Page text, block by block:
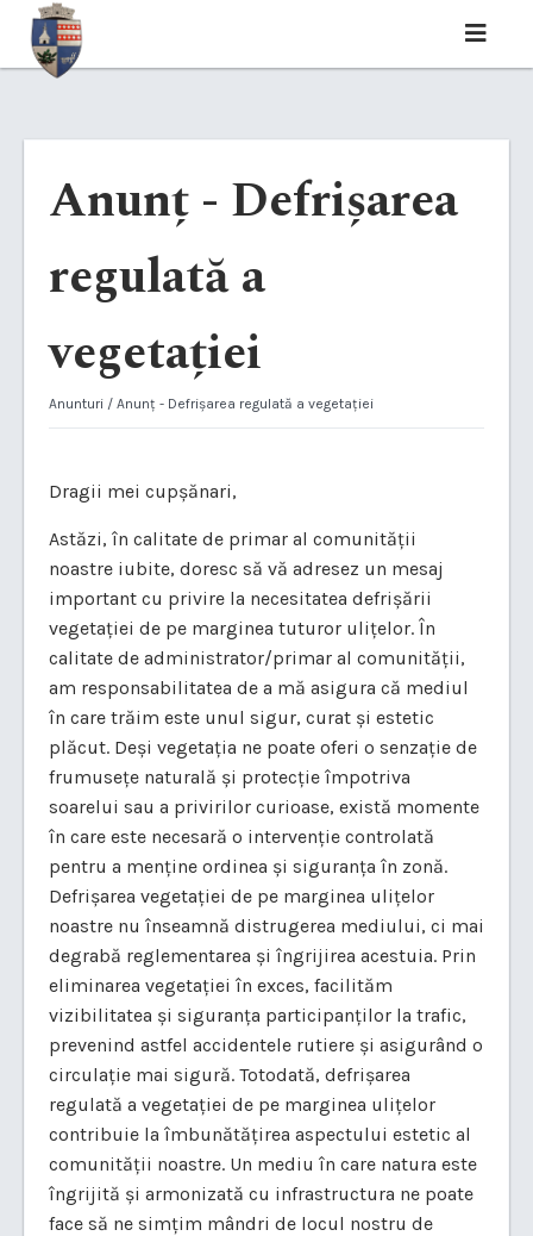
Anunț - Defrișarea
regulată a
vegetației
Anunturi / Anunț - Defrișarea regulată a vegetației
Dragii mei cupșănari,
Astăzi, în calitate de primar al comunității
noastre iubite, doresc să vă adresez un mesaj
important cu privire la necesitatea defrișării
vegetației de pe marginea tuturor ulițelor. În
calitate de administrator/primar al comunității,
am responsabilitatea de a mă asigura că mediul
în care trăim este unul sigur, curat și estetic
plăcut. Deși vegetația ne poate oferi o senzație de
frumusețe naturală și protecție împotriva
soarelui sau a privirilor curioase, există momente
în care este necesară o intervenție controlată
pentru a menține ordinea și siguranța în zonă.
Defrișarea vegetației de pe marginea ulițelor
noastre nu înseamnă distrugerea mediului, ci mai
degrabă reglementarea și îngrijirea acestuia. Prin
eliminarea vegetației în exces, facilităm
vizibilitatea și siguranța participanților la trafic,
prevenind astfel accidentele rutiere și asigurând o
circulație mai sigură. Totodată, defrișarea
regulată a vegetației de pe marginea ulițelor
contribuie la îmbunătățirea aspectului estetic al
comunității noastre. Un mediu în care natura este
îngrijită și armonizată cu infrastructura ne poate
face să ne simțim mândri de locul nostru de